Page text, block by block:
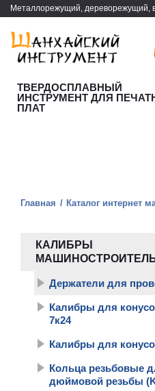
Металлорежущий, дереворежущий,
ТВЕРДОСПЛАВНЫЙ
ИНСТРУМЕНТ ДЛЯ
ПЛАТ
Главная Каталог интернет
КАЛИБРЫ
Держатели для
Калибры для
7к24
Калибры для
Кольца резьбовые
дюймовой резьбы